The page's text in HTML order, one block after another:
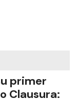
primer
Clausura: